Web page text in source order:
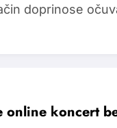
doprinose
online koncert